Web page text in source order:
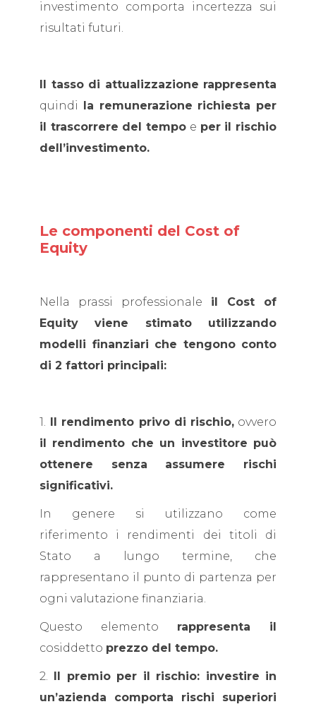
investimento comporta incertezza sui
risultati futuri.
Il tasso di attualizzazione rappresenta
quindi la remunerazione richiesta per
il trascorrere del tempo e per il rischio
dell’investimento.
Le componenti del Cost of
Equity
Nella prassi professionale il Cost of
Equity viene stimato utilizzando
modelli finanziari che tengono conto
di 2 fattori principali:
1. Il rendimento privo di rischio,ovvero
il rendimento che un investitore può
ottenere senza assumere rischi
significativi.
In genere si utilizzano come
riferimento i rendimenti dei titoli di
Stato a lungo termine, che
rappresentano il punto di partenza per
ogni valutazione finanziaria.
Questo elemento rappresenta il
cosiddetto prezzo del tempo.
2. Il premio per il rischio: investire in
un’azienda comporta rischi superiori